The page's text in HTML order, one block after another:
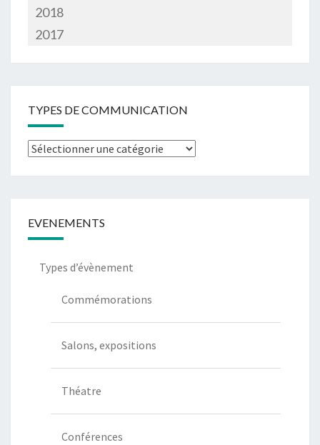
2018
2017
TYPES DE COMMUNICATION
Types
EVENEMENTS
Types d’évènement
Commémorations
Salons, expositions
Théatre
Conférences